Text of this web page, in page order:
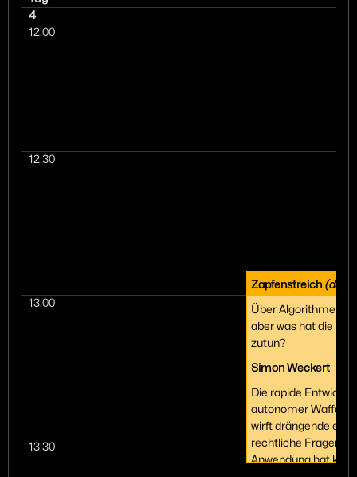
4
12:00
12:30
13:00
13:30
Zapfenstreich (de)
Über Algorithmen
aber was hat die
zutun?
Simon Weckert
Die rapide
autonomer
wirft drängende
rechtliche Fragen
Anwendung hat kann